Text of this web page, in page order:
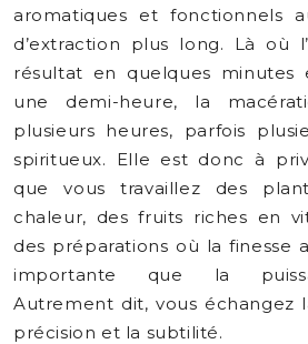
aromatiques et fonctionnels
d’extraction plus long. Là où
résultat en quelques
une demi-heure, la
plusieurs heures, parfois
spiritueux. Elle est donc à
que vous travaillez des
chaleur, des fruits riches en
des préparations où la finesse
importante que la
Autrement dit, vous échangez
précision et la subtilité.